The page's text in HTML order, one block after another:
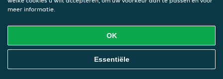
meer informatie.
OK
Essentiële